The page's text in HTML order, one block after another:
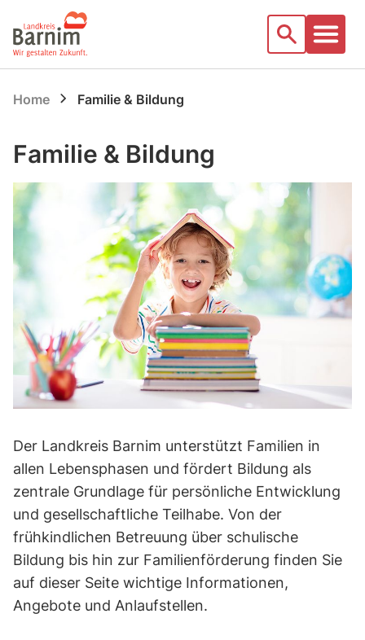
Startseite
Suche
Home Familie & Bildung
Familie & Bildung
Der Landkreis Barnim unterstützt Familien in
allen Lebensphasen und fördert Bildung als
zentrale Grundlage für persönliche Entwicklung
und gesellschaftliche Teilhabe. Von der
frühkindlichen Betreuung über schulische
Bildung bis hin zur Familienförderung finden Sie
auf dieser Seite wichtige Informationen,
Angebote und Anlaufstellen.